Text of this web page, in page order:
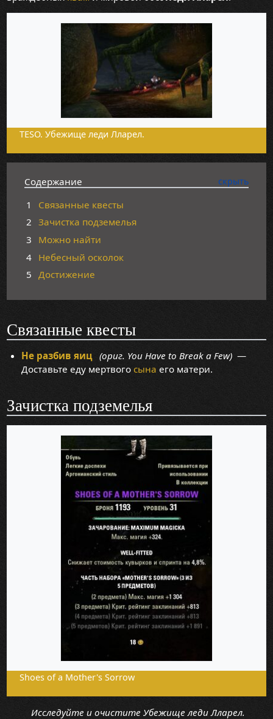
TESO. Убежище леди Лларел.
Содержание
1
Связанные квесты
2 Зачистка подземелья
3
Можно найти
4
Небесный осколок
5 Достижение
Связанные квесты
Не разбив яиц (ориг. You Have to Break a Few) —
Доставьте еду мертвогосына его матери.
Зачистка подземелья
Shoes of a Mother's Sorrow
Исследуйте и очистите Убежище леди Лларел.